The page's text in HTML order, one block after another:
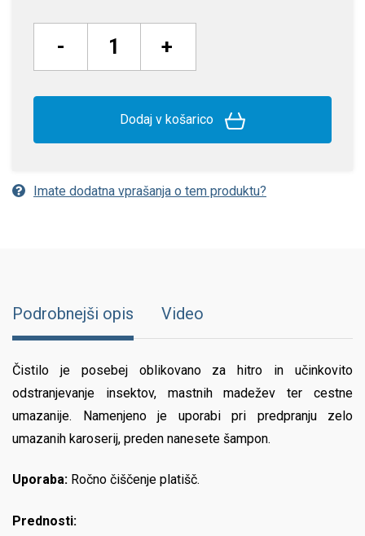
- +
Dodaj v košarico
Imate dodatna vprašanja o tem produktu?
Podrobnejši opis Video
Čistilo je posebej oblikovano za hitro in učinkovito
odstranjevanje insektov, mastnih madežev ter cestne
umazanije. Namenjeno je uporabi pri predpranju zelo
umazanih karoserij, preden nanesete šampon.
Uporaba: Ročno čiščenje platišč.
Prednosti: